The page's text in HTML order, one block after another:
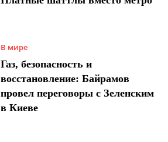
В мире
Газ, безопасность и
восстановление: Байрамов
провел переговоры с Зеленским
в Киеве